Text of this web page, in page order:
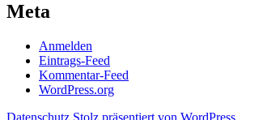
Meta
Anmelden
Eintrags-Feed
Kommentar-Feed
WordPress.org